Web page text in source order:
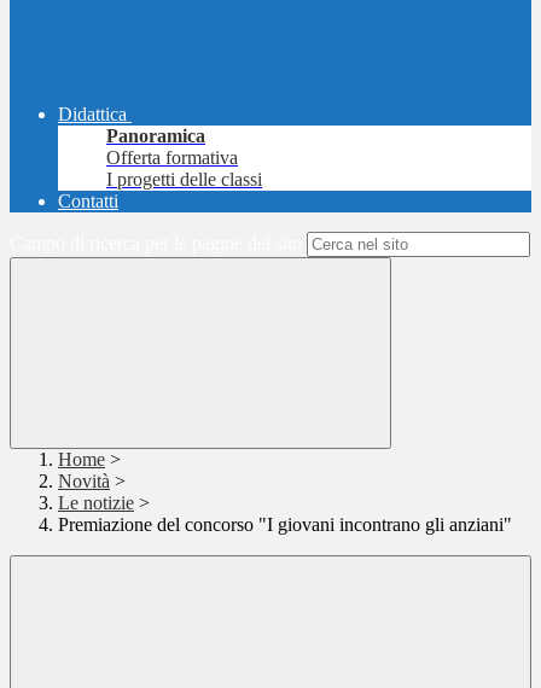
Didattica
Panoramica
Offerta formativa
I progetti delle classi
Contatti
Home >
Novità >
Le notizie >
Premiazione del concorso "I giovani incontrano gli anziani"